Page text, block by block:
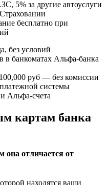
5% за другие автоуслуги
бесплатно при
без условий
в банкоматах Альфа-банка
руб — без комиссии
системы
Альфа-счета
картам банка
она отличается от
находятся ваши